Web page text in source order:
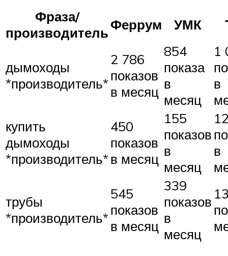
Фраза/
производительФеррум УМК
дымоходы
*производитель*
2 786
показов
в месяц
854
показа
в
месяц
1
в
купить
дымоходы
*производитель*
450
показов
в месяц
155
показов
в
месяц
в
трубы
*производитель*
545
показов
в месяц
339
показов
в
месяц